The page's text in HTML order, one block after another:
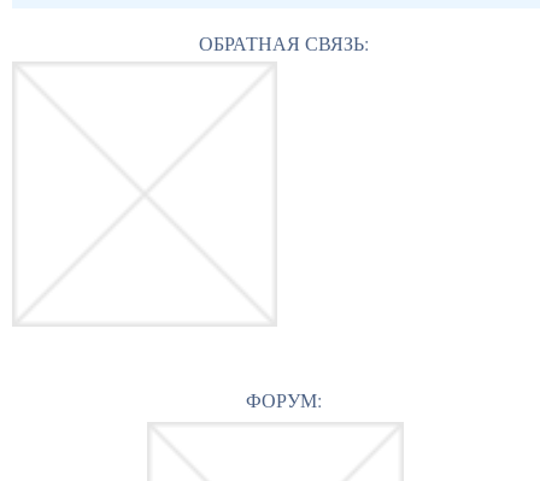
ОБРАТНАЯ СВЯЗЬ:
ФОРУМ: